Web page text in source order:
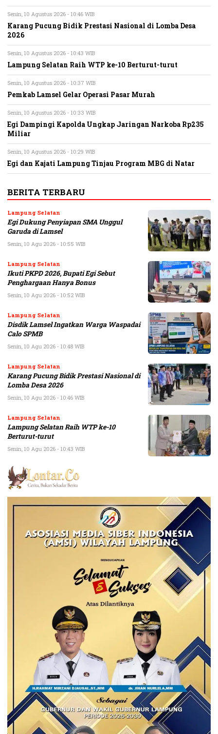
Senin, 10 Agustus 2026 - 10:46 WIB
Karang Pucung Bidik Prestasi Nasional di Lomba Desa
2026
Senin, 10 Agustus 2026 - 10:43 WIB
Lampung Selatan Raih WTP ke-10 Berturut-turut
Senin, 10 Agustus 2026 - 10:37 WIB
Pemkab Lamsel Gelar Operasi Pasar Murah
Senin, 10 Agustus 2026 - 10:33 WIB
Egi Dampingi Kapolda Ungkap Jaringan Narkoba Rp235
Miliar
Senin, 10 Agustus 2026 - 10:29 WIB
Egi dan Kajati Lampung Tinjau Program MBG di Natar
BERITA TERBARU
Lampung Selatan
Egi Dukung Penyiapan SMA Unggul
Garuda di Lamsel
Senin, 10 Agu 2026 - 10:55 WIB
Lampung Selatan
Ikuti PKPD 2026, Bupati Egi Sebut
Penghargaan Hanya Bonus
Senin, 10 Agu 2026 - 10:52 WIB
Lampung Selatan
Disdik Lamsel Ingatkan Warga Waspadai
Calo SPMB
Senin, 10 Agu 2026 - 10:48 WIB
Lampung Selatan
Karang Pucung Bidik Prestasi Nasional di
Lomba Desa 2026
Senin, 10 Agu 2026 - 10:46 WIB
Lampung Selatan
Lampung Selatan Raih WTP ke-10
Berturut-turut
Senin, 10 Agu 2026 - 10:43 WIB